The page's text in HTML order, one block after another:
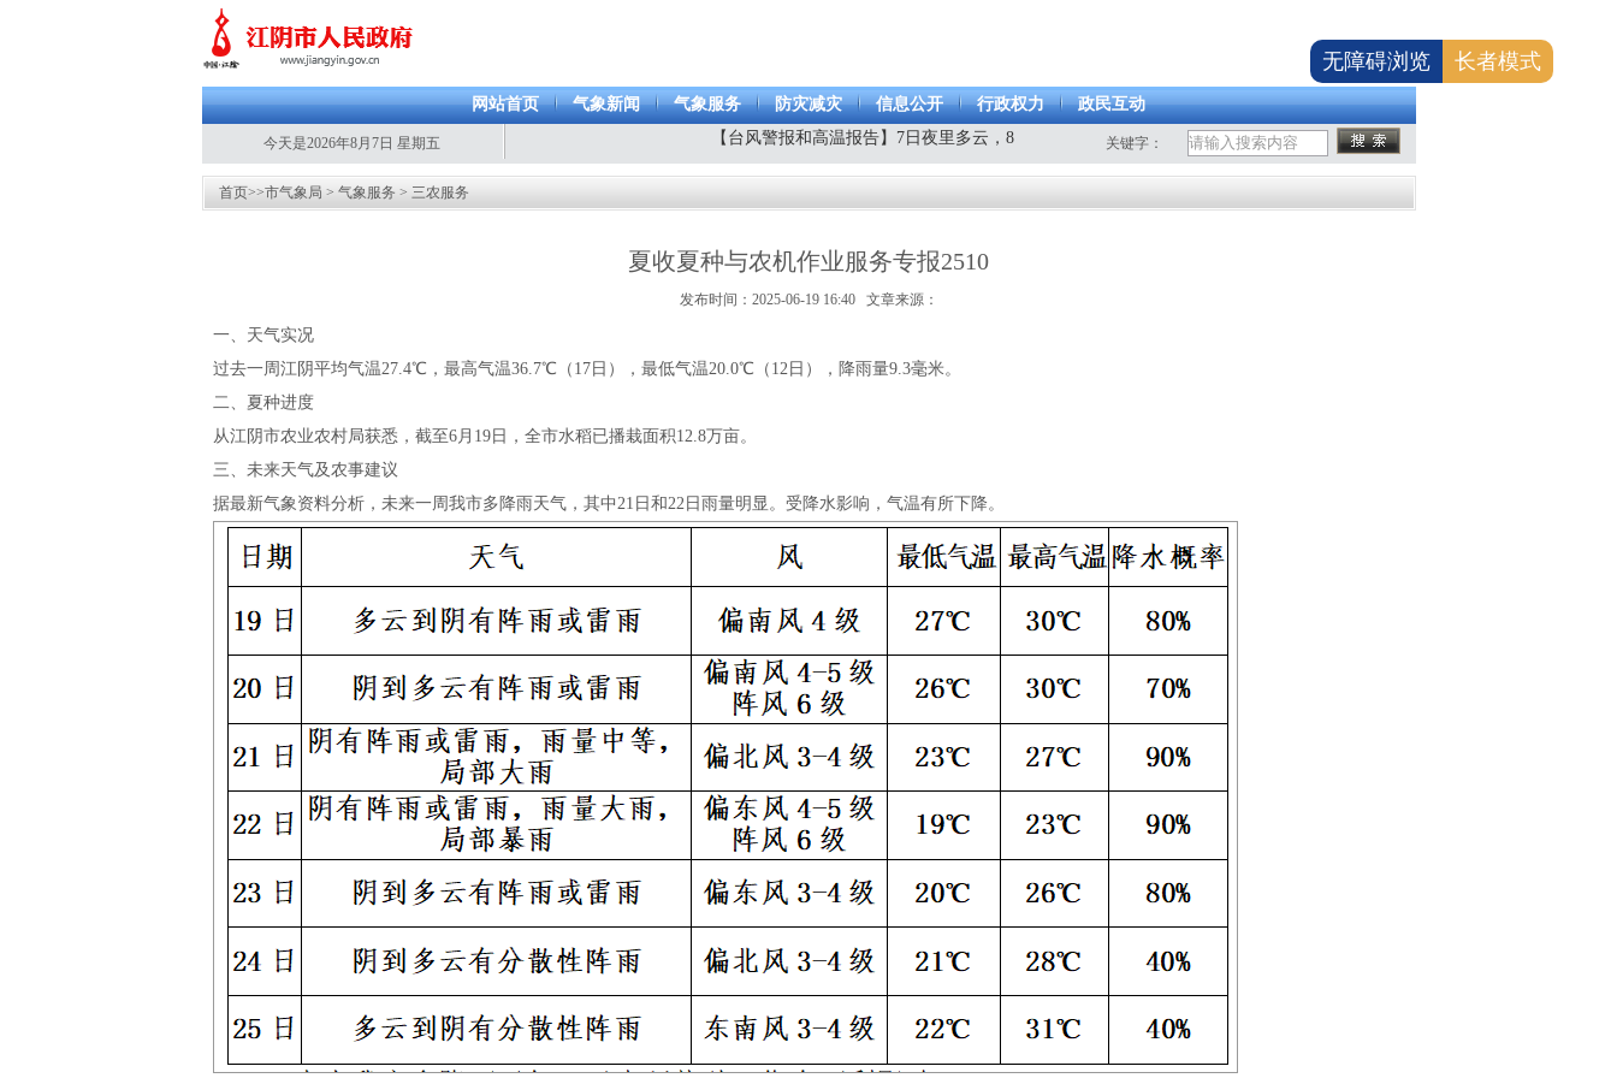
网站首页 气象新闻 气象服务 防灾减灾 信息公开 行政权力 政民互动
今天是2026年8月7日 星期五 关键字：
首页>>市气象局 > 气象服务 > 三农服务
夏收夏种与农机作业服务专报2510
发布时间：2025-06-19 16:40 文章来源：
一、天气实况
过去一周江阴平均气温27.4℃，最高气温36.7℃（17日），最低气温20.0℃（12日），降雨量9.3毫米。
二、夏种进度
从江阴市农业农村局获悉，截至6月19日，全市水稻已播栽面积12.8万亩。
三、未来天气及农事建议
据最新气象资料分析，未来一周我市多降雨天气，其中21日和22日雨量明显。受降水影响，气温有所下降。
无障碍浏览 长者模式